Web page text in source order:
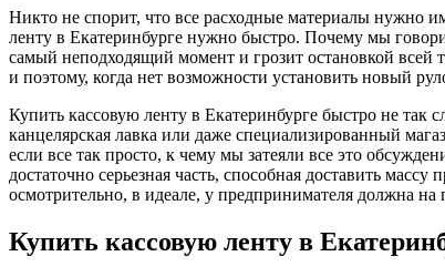
Никто не спорит, что все расходные материалы нужно
ленту в Екатеринбурге нужно быстро. Почему мы
самый неподходящий момент и грозит остановкой всей
и поэтому, когда нет возможности установить новый
Купить кассовую ленту в Екатеринбурге быстро не так
канцелярская лавка или даже специализированный
если все так просто, к чему мы затеяли все это
достаточно серьезная часть, способная доставить
осмотрительно, в идеале, у предпринимателя должна на
Купить кассовую ленту в